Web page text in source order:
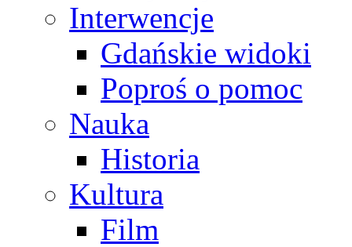
Interwencje
Gdańskie widoki
Poproś o pomoc
Nauka
Historia
Kultura
Film